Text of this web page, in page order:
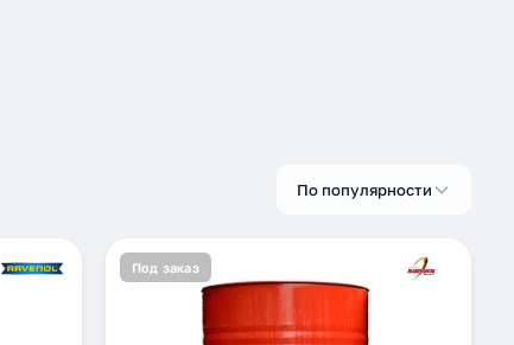
По популярности
Под заказ